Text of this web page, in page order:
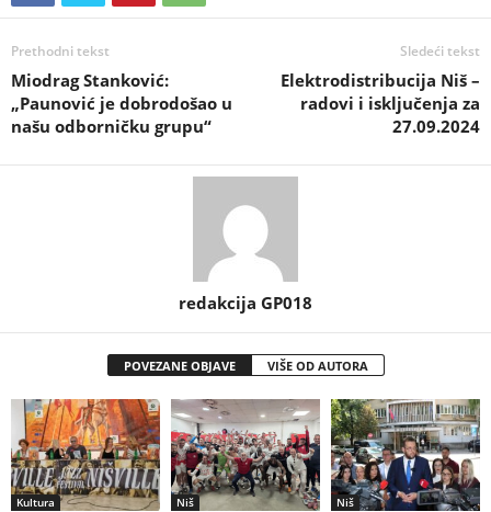
Prethodni tekst
Miodrag Stanković:
„Paunović je dobrodošao u
našu odborničku grupu“
Sledeći tekst
Elektrodistribucija Niš –
radovi i isključenja za
27.09.2024
redakcija GP018
POVEZANE OBJAVE VIŠE OD AUTORA
Kultura Niš Niš